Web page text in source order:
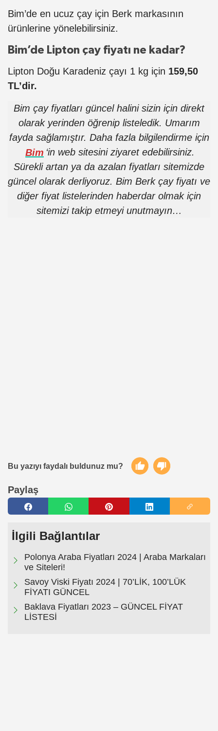
Bim’de en ucuz çay için Berk markasının
ürünlerine yönelebilirsiniz.
Bim’de Lipton çay fiyatı ne kadar?
Lipton Doğu Karadeniz çayı 1 kg için 159,50
TL’dir.
Bim çay fiyatları güncel halini sizin için direkt
olarak yerinden öğrenip listeledik. Umarım
fayda sağlamıştır. Daha fazla bilgilendirme için
Bim ‘in web sitesini ziyaret edebilirsiniz.
Sürekli artan ya da azalan fiyatları sitemizde
güncel olarak derliyoruz. Bim Berk çay fiyatı ve
diğer fiyat listelerinden haberdar olmak için
sitemizi takip etmeyi unutmayın…
Bu yazıyı faydalı buldunuz mu?
Paylaş
İlgili Bağlantılar
Polonya Araba Fiyatları 2024 | Araba Markaları
ve Siteleri!
Savoy Viski Fiyatı 2024 | 70’LİK, 100’LÜK
FİYATI GÜNCEL
Baklava Fiyatları 2023 – GÜNCEL FİYAT
LİSTESİ